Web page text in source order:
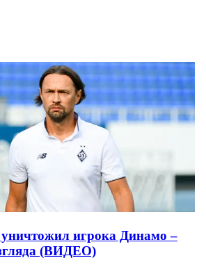
уничтожил игрока Динамо –
(ВИДЕО)